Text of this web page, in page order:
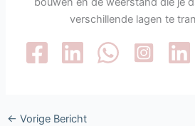
verschillende lagen te
← Vorige Bericht